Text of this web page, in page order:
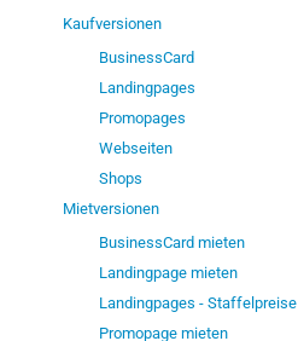
Kaufversionen
BusinessCard
Landingpages
Promopages
Webseiten
Shops
Mietversionen
BusinessCard mieten
Landingpage mieten
Landingpages - Staffelpreise
Promopage mieten